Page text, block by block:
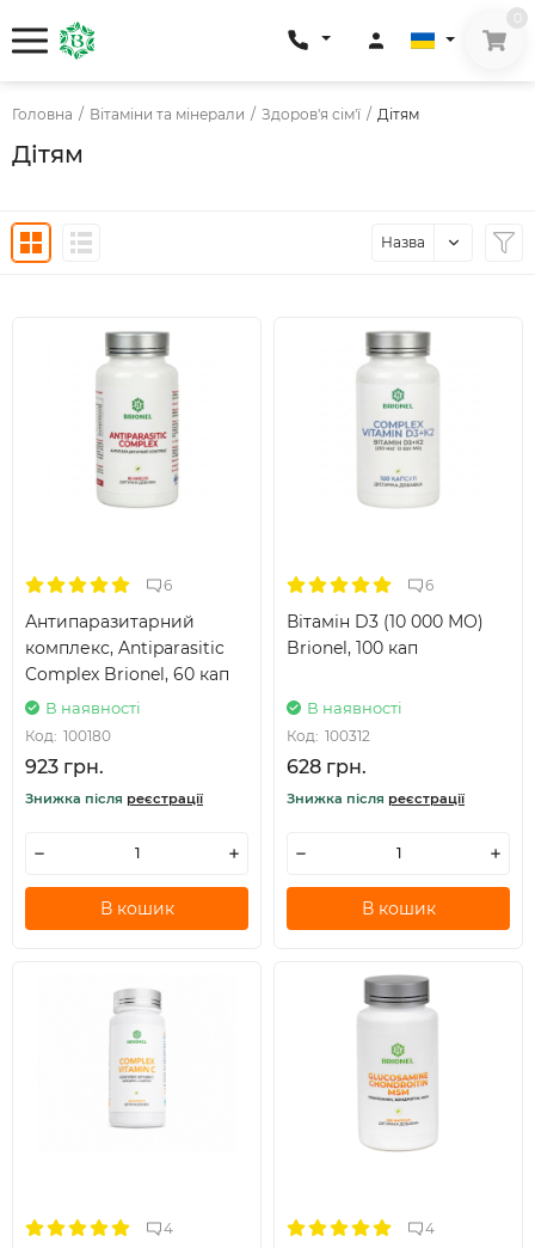
Головна / Вітаміни та мінерали / Здоров'я сім'ї / Дітям
Дітям
Назва
6
Антипаразитарний
комплекс, Antiparasitic
Complex Brionel, 60 кап
В наявності
Код: 100180
923 грн.
Знижка після реєстрації
В кошик
6
Вітамін D3 (10 000 МО)
Brionel, 100 кап
В наявності
Код: 100312
628 грн.
Знижка після реєстрації
В кошик
4 4